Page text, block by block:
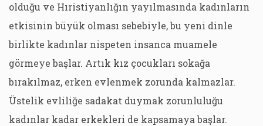
olduğu ve Hıristiyanlığın yayılmasında kadınların
etkisinin büyük olması sebebiyle, bu yeni dinle
birlikte kadınlar nispeten insanca muamele
görmeye başlar. Artık kız çocukları sokağa
bırakılmaz, erken evlenmek zorunda kalmazlar.
Üstelik evliliğe sadakat duymak zorunluluğu
kadınlar kadar erkekleri de kapsamaya başlar.